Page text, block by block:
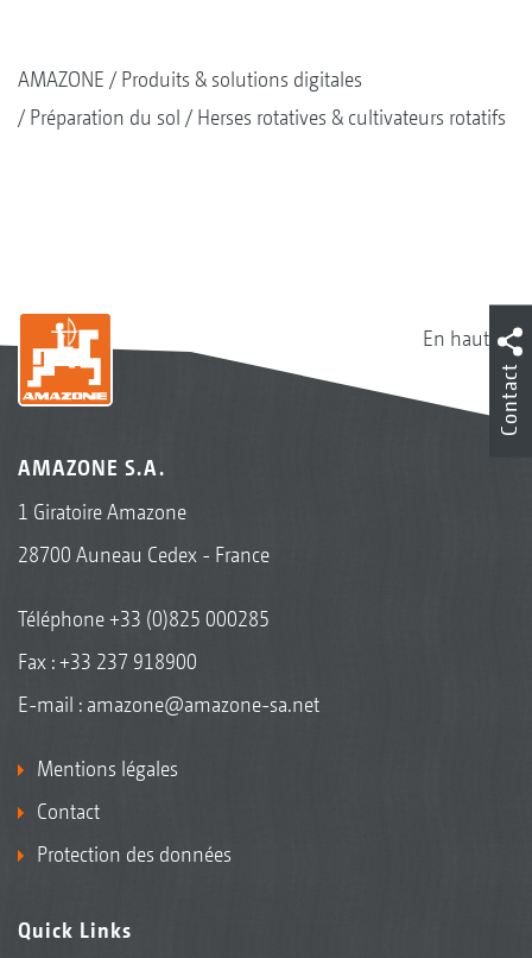
AMAZONE
Produits & solutions digitales
Préparation du sol
Herses rotatives & cultivateurs rotatifs
En haut
AMAZONE S.A.
1 Giratoire Amazone
28700 Auneau Cedex - France
Téléphone+33 (0)825 000285
Fax : +33 237 918900
E-mail : amazone@amazone-sa.net
Mentions légales
Contact
Protection des données
Quick Links
Contact